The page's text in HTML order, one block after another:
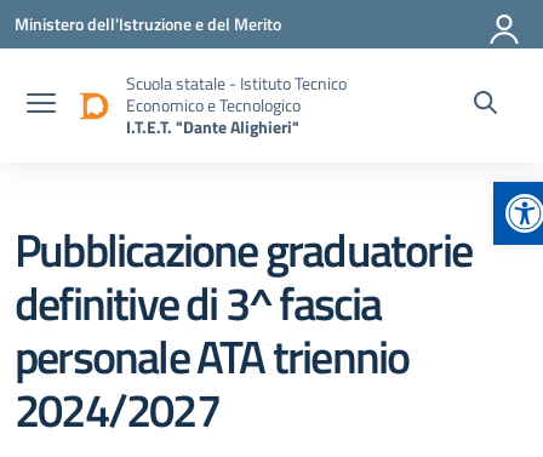
Vai ai contenuti
Vai al menu di navigazione
Vai al footer
Ministero dell'Istruzione e del Merito
Scuola statale - Istituto Tecnico
Economico e Tecnologico
I.T.E.T. "Dante Alighieri"
Pubblicazione graduatorie
definitive di 3^ fascia
personale ATA triennio
2024/2027